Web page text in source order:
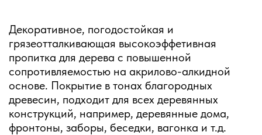
Декоративное, погодостойкая и
грязеотталкивающая высокоэффетивная
пропитка для дерева с повышенной
сопротивляемостью на акрилово-алкидной
основе. Покрытие в тонах благородных
древесин, подходит для всех деревянных
конструкций, например, деревянные дома,
фронтоны, заборы, беседки, вагонка и т.д.